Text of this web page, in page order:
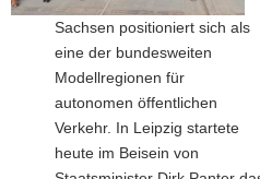
Sachsen positioniert sich als
eine der bundesweiten
Modellregionen für
autonomen öffentlichen
Verkehr. In Leipzig startete
heute im Beisein von